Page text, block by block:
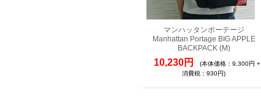
マンハッタンポーテージ
Manhattan Portage BIG APPLE
BACKPACK (M)
10,230円
(本体価格：9,300円 +
消費税：930円)